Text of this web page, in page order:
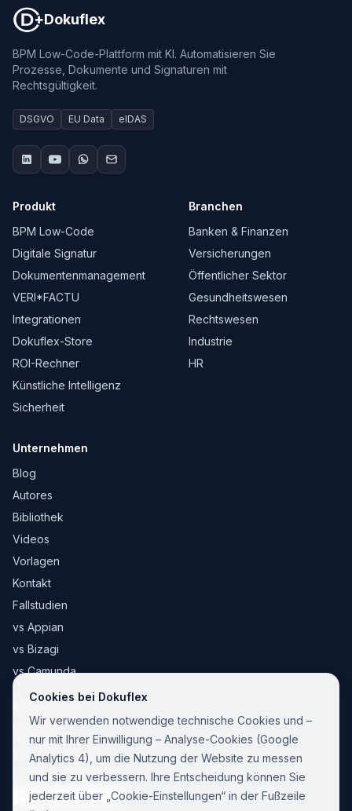
Dokuflex
BPM Low-Code-Plattform mit KI. Automatisieren Sie
Prozesse, Dokumente und Signaturen mit
Rechtsgültigkeit.
DSGVO EU Data eIDAS
Produkt
BPM Low-Code
Digitale Signatur
Dokumentenmanagement
VERI*FACTU
Integrationen
Dokuflex-Store
ROI-Rechner
Künstliche Intelligenz
Sicherheit
Branchen
Banken & Finanzen
Versicherungen
Öffentlicher Sektor
Gesundheitswesen
Rechtswesen
Industrie
HR
Unternehmen
Blog
Autores
Bibliothek
Videos
Vorlagen
Kontakt
Fallstudien
vs Appian
vs Bizagi
vs Camunda
Rechtliches
Cookie-Richtlinie
Datenschutzerklärung
Cookie-Einstellungen
Cookies bei Dokuflex
Wir verwenden notwendige technische Cookies und –
nur mit Ihrer Einwilligung – Analyse-Cookies (Google
Analytics 4), um die Nutzung der Website zu messen
und sie zu verbessern. Ihre Entscheidung können Sie
jederzeit über „Cookie-Einstellungen“ in der Fußzeile